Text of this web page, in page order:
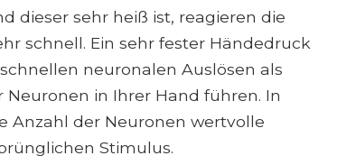
dieser sehr heiß ist, reagieren die
schnell. Ein sehr fester Händedruck
neuronalen Auslösen als
in Ihrer Hand führen. In
Anzahl der Neuronen wertvolle
Stimulus.